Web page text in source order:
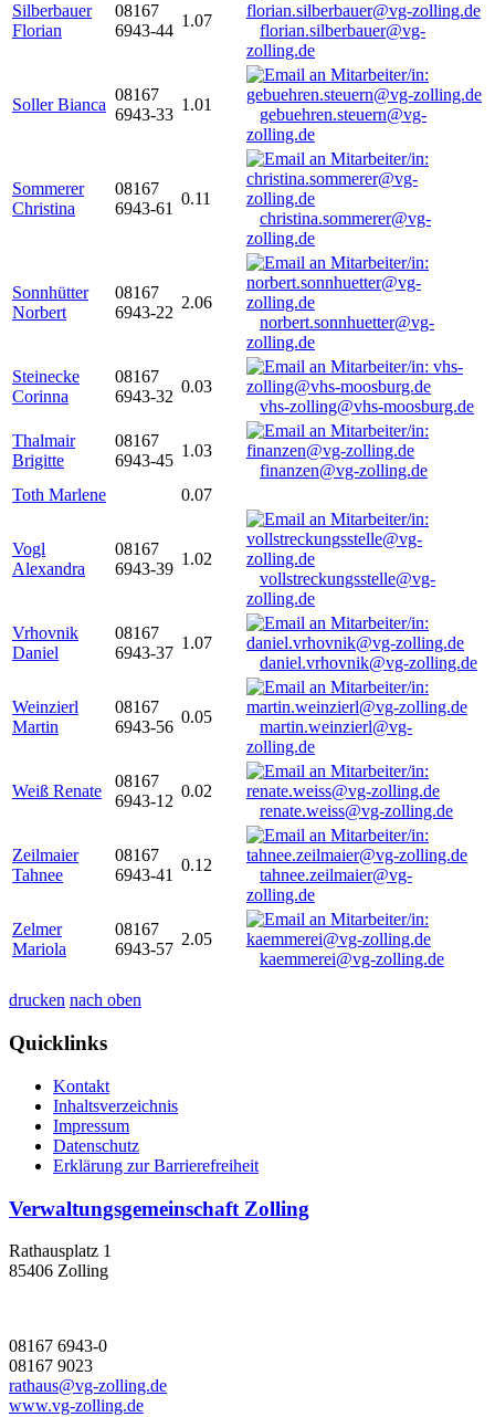
Silberbauer
Florian
08167
6943-44
1.07
florian.silberbauer@vg-
zolling.de
Soller Bianca
08167
6943-33
1.01
gebuehren.steuern@vg-
zolling.de
Sommerer
Christina
08167
6943-61
0.11
christina.sommerer@vg-
zolling.de
Sonnhütter
Norbert
08167
6943-22
2.06
norbert.sonnhuetter@vg-
zolling.de
Steinecke
Corinna
08167
6943-32
0.03
vhs-zolling@vhs-moosburg.de
Thalmair
Brigitte
08167
6943-45
1.03
finanzen@vg-zolling.de
Toth Marlene
0.07
Vogl
Alexandra
08167
6943-39
1.02
vollstreckungsstelle@vg-
zolling.de
Vrhovnik
Daniel
08167
6943-37
1.07
daniel.vrhovnik@vg-zolling.de
Weinzierl
Martin
08167
6943-56
0.05
martin.weinzierl@vg-
zolling.de
Weiß Renate
08167
6943-12
0.02
renate.weiss@vg-zolling.de
Zeilmaier
Tahnee
08167
6943-41
0.12
tahnee.zeilmaier@vg-
zolling.de
Zelmer
Mariola
08167
6943-57
2.05
kaemmerei@vg-zolling.de
drucken nach oben
Quicklinks
Kontakt
Inhaltsverzeichnis
Impressum
Datenschutz
Erklärung zur Barrierefreiheit
Verwaltungsgemeinschaft Zolling
Rathausplatz 1
85406 Zolling
08167 6943-0
08167 9023
rathaus@vg-zolling.de
www.vg-zolling.de